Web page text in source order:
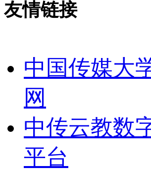
友情链接
中国传媒大
网
中传云教数
平台